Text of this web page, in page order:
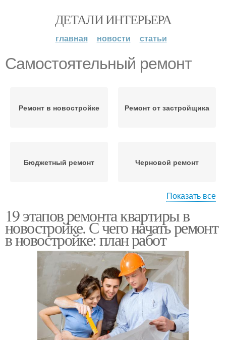
ДЕТАЛИ ИНТЕРЬЕРА
главная новости статьи
Самостоятельный ремонт
Ремонт в новостройке Ремонт от застройщика
Бюджетный ремонт Черновой ремонт
Поэтапный ремонт Ремонт в квартире
Красивый ремонт Ремонт в маленькой
Ремонт для маленьких Советы по ремонту
Показать все
19 этапов ремонта квартиры в
новостройке. С чего начать ремонт
в новостройке: план работ